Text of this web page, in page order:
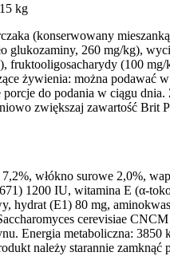
kg
(konserwowany
260 mg/kg),
(100
żywienia: można podawać
do podania w ciągu
zwiększaj zawartość Brit
włókno surowe 2,0%,
1200 IU, witamina E (α-
(E1) 80 mg,
cerevisiae
metaboliczna: 3850
należy starannie zamknąć